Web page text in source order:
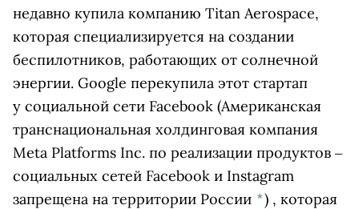
недавно купила компанию Titan Aerospace,
которая специализируется на создании
беспилотников, работающих от солнечной
энергии. Google перекупила этот стартап
у социальной сети Facebook (Американская
транснациональная холдинговая компания
Meta Platforms Inc. по реализации продуктов ‒
социальных сетей Facebook и Instagram
запрещена на территории России *) , которая